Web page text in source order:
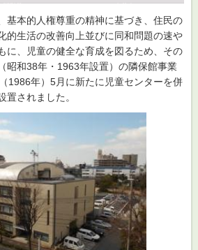
基本的人権尊重の精神に基づき、住民の
的生活の改善向上並びに同和問題の速や
に、児童の健全な育成を図るため、その
昭和38年・1963年設置）の隣保館事業
1986年）5月に新たに児童センターを併
置されました。